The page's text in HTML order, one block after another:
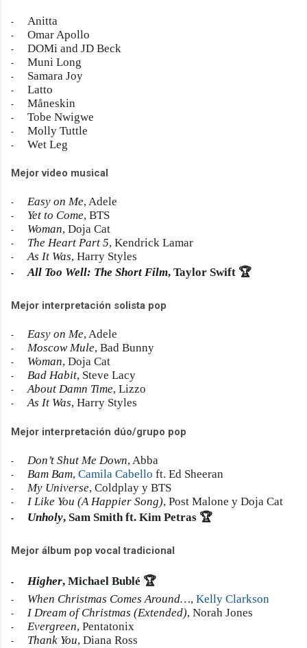
- Anitta
- Omar Apollo
- DOMi and JD Beck
- Muni Long
- Samara Joy
- Latto
- Måneskin
- Tobe Nwigwe
- Molly Tuttle
- Wet Leg
Mejor video musical
- Easy on Me, Adele
- Yet to Come, BTS
- Woman, Doja Cat
- The Heart Part 5, Kendrick Lamar
- As It Was, Harry Styles
- All Too Well: The Short Film, Taylor Swift 🏆
Mejor interpretación solista pop
- Easy on Me, Adele
- Moscow Mule, Bad Bunny
- Woman, Doja Cat
- Bad Habit, Steve Lacy
- About Damn Time, Lizzo
- As It Was, Harry Styles
Mejor interpretación dúo/grupo pop
- Don’t Shut Me Down, Abba
- Bam Bam, Camila Cabello ft. Ed Sheeran
- My Universe, Coldplay y BTS
- I Like You (A Happier Song), Post Malone y Doja Cat
- Unholy, Sam Smith ft. Kim Petras 🏆
Mejor álbum pop vocal tradicional
- Higher, Michael Bublé 🏆
- When Christmas Comes Around…, Kelly Clarkson
- I Dream of Christmas (Extended), Norah Jones
- Evergreen, Pentatonix
- Thank You, Diana Ross